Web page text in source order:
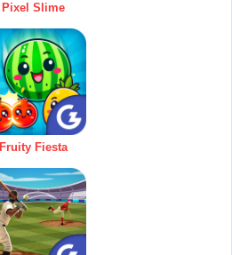
Pixel Slime
Fruity Fiesta